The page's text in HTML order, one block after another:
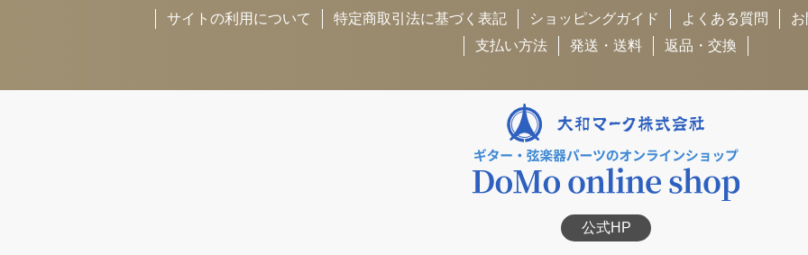
サイトの利用について 特定商取引法に基づく表記 ショッピングガイド よくある質問
支払い方法
発送・送料 返品・交換
公式HP